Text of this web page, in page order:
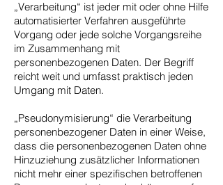
„Verarbeitung“ ist jeder mit oder ohne Hilfe
automatisierter Verfahren ausgeführte
Vorgang oder jede solche Vorgangsreihe
im Zusammenhang mit
personenbezogenen Daten. Der Begriff
reicht weit und umfasst praktisch jeden
Umgang mit Daten.
„Pseudonymisierung“ die Verarbeitung
personenbezogener Daten in einer Weise,
dass die personenbezogenen Daten ohne
Hinzuziehung zusätzlicher Informationen
nicht mehr einer spezifischen betroffenen